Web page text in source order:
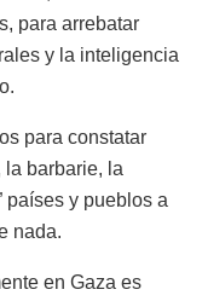
para arrebatar
y la inteligencia
para constatar
barbarie, la
países y pueblos a
nada.
en Gaza es